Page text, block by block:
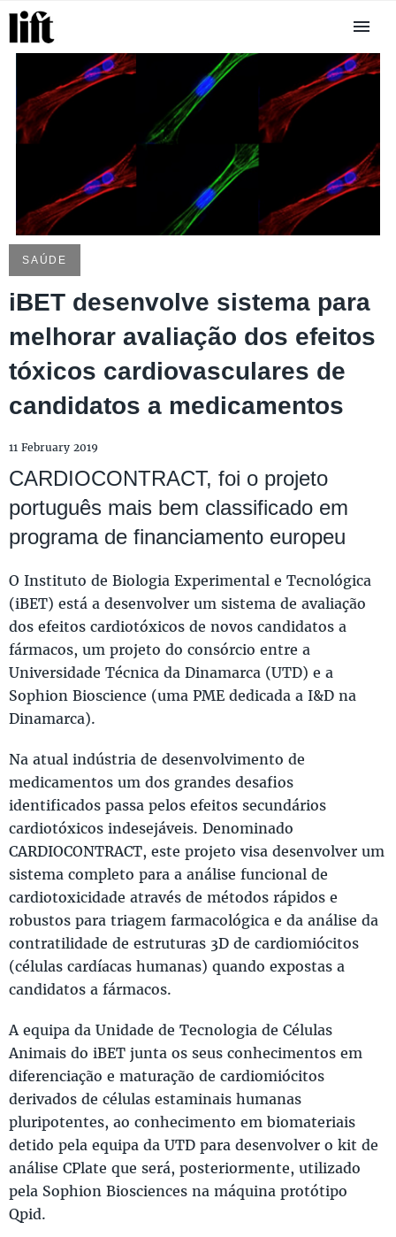
SAÚDE
iBET desenvolve sistema para
melhorar avaliação dos efeitos
tóxicos cardiovasculares de
candidatos a medicamentos
11 February 2019
CARDIOCONTRACT, foi o projeto
português mais bem classificado em
programa de financiamento europeu
O Instituto de Biologia Experimental e Tecnológica
(iBET) está a desenvolver um sistema de avaliação
dos efeitos cardiotóxicos de novos candidatos a
fármacos, um projeto do consórcio entre a
Universidade Técnica da Dinamarca (UTD) e a
Sophion Bioscience (uma PME dedicada a I&D na
Dinamarca).
Na atual indústria de desenvolvimento de
medicamentos um dos grandes desafios
identificados passa pelos efeitos secundários
cardiotóxicos indesejáveis. Denominado
CARDIOCONTRACT, este projeto visa desenvolver um
sistema completo para a análise funcional de
cardiotoxicidade através de métodos rápidos e
robustos para triagem farmacológica e da análise da
contratilidade de estruturas 3D de cardiomiócitos
(células cardíacas humanas) quando expostas a
candidatos a fármacos.
A equipa da Unidade de Tecnologia de Células
Animais do iBET junta os seus conhecimentos em
diferenciação e maturação de cardiomiócitos
derivados de células estaminais humanas
pluripotentes, ao conhecimento em biomateriais
detido pela equipa da UTD para desenvolver o kit de
análise CPlate que será, posteriormente, utilizado
pela Sophion Biosciences na máquina protótipo
Qpid.